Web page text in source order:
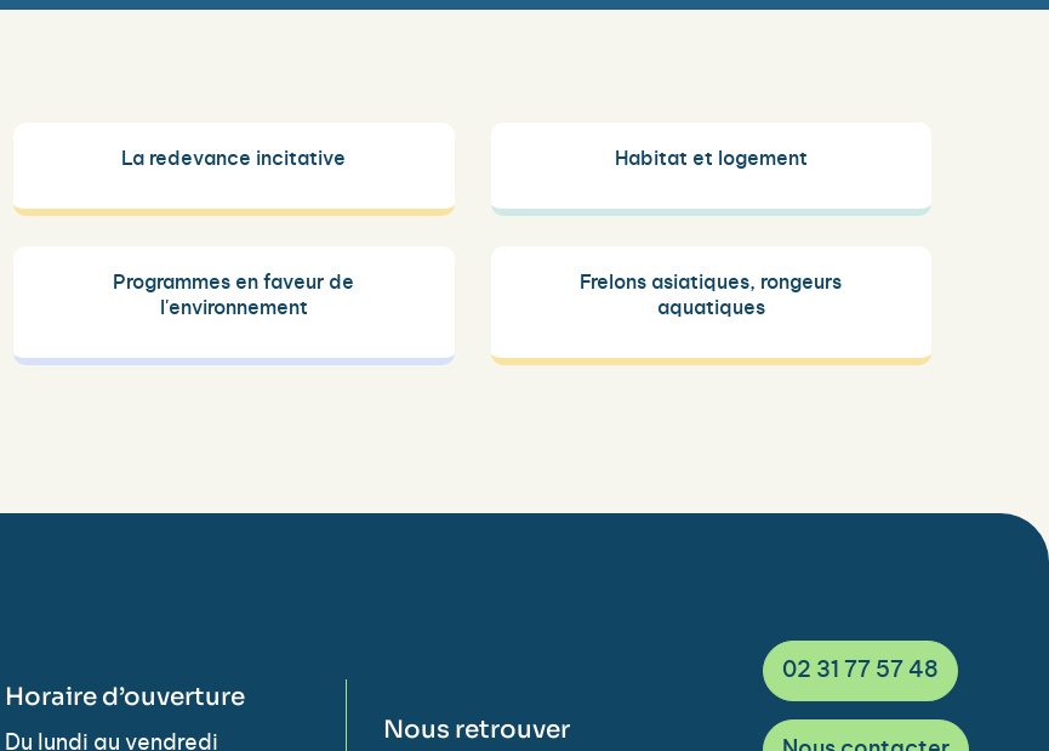
La redevance incitative Habitat et logement
Programmes en faveur de
l'environnement
Frelons asiatiques, rongeurs
aquatiques
Horaire d’ouverture
Du lundi au vendredi Nous retrouver
02 31 77 57 48